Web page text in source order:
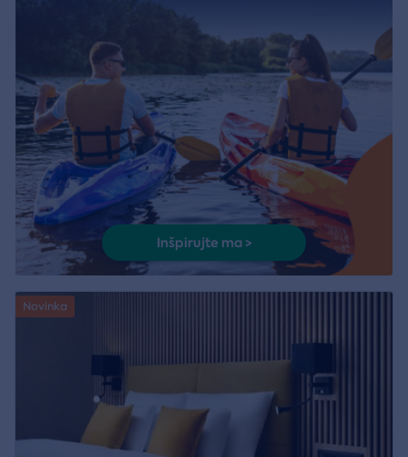
Inšpirujte ma >
Novinka